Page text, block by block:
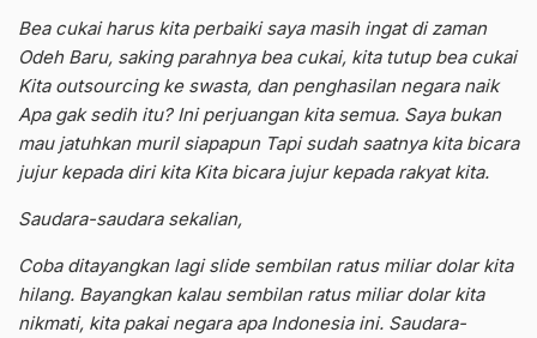
Bea cukai harus kita perbaiki saya masih ingat di zaman
Odeh Baru, saking parahnya bea cukai, kita tutup bea cukai
Kita outsourcing ke swasta, dan penghasilan negara naik
Apa gak sedih itu? Ini perjuangan kita semua. Saya bukan
mau jatuhkan muril siapapun Tapi sudah saatnya kita bicara
jujur kepada diri kita Kita bicara jujur kepada rakyat kita.
Saudara-saudara sekalian,
Coba ditayangkan lagi slide sembilan ratus miliar dolar kita
hilang. Bayangkan kalau sembilan ratus miliar dolar kita
nikmati, kita pakai negara apa Indonesia ini. Saudara-